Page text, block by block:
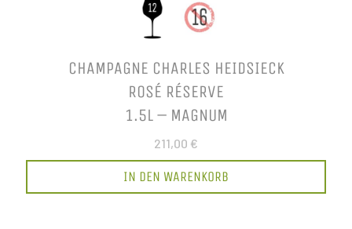
CHAMPAGNE CHARLES HEIDSIECK
ROSÉ RÉSERVE
1.5L – MAGNUM
211,00 €
IN DEN WARENKORB